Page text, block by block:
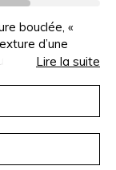
bouclée, «
d’une
en totale
» est décliné
Lire la suite